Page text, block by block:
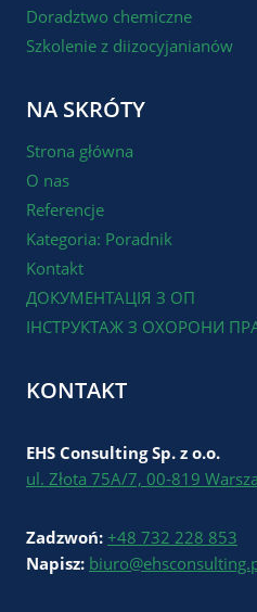
Doradztwo chemiczne
Szkolenie z diizocyjanianów
NA SKRÓTY
Strona główna
O nas
Referencje
Kategoria: Poradnik
Kontakt
ДОКУМЕНТАЦІЯ З ОП
ІНСТРУКТАЖ З ОХОРОНИ
KONTAKT
EHS Consulting Sp. z o.o.
ul. Złota 75A/7, 00-819
Zadzwoń: +48 732 228 853
Napisz: